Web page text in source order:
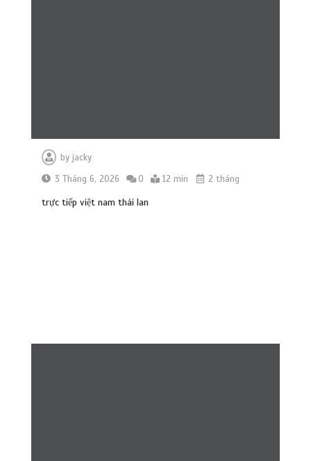
byjacky
3 Tháng 6, 2026
0 12 min 2 tháng
trực tiếp việt nam thái lan